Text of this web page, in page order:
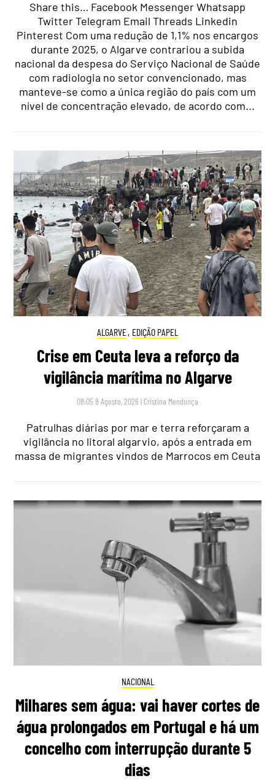
Share this… Facebook Messenger Whatsapp
Twitter Telegram Email Threads Linkedin
Pinterest Com uma redução de 1,1% nos encargos
durante 2025, o Algarve contrariou a subida
nacional da despesa do Serviço Nacional de Saúde
com radiologia no setor convencionado, mas
manteve-se como a única região do país com um
nível de concentração elevado, de acordo com...
ALGARVE, EDIÇÃO PAPEL
Crise em Ceuta leva a reforço da
vigilância marítima no Algarve
08:05 8 Agosto, 2026 | Cristina Mendonça
Patrulhas diárias por mar e terra reforçaram a
vigilância no litoral algarvio, após a entrada em
massa de migrantes vindos de Marrocos em Ceuta
NACIONAL
Milhares sem água: vai haver cortes de
água prolongados em Portugal e há um
concelho com interrupção durante 5
dias